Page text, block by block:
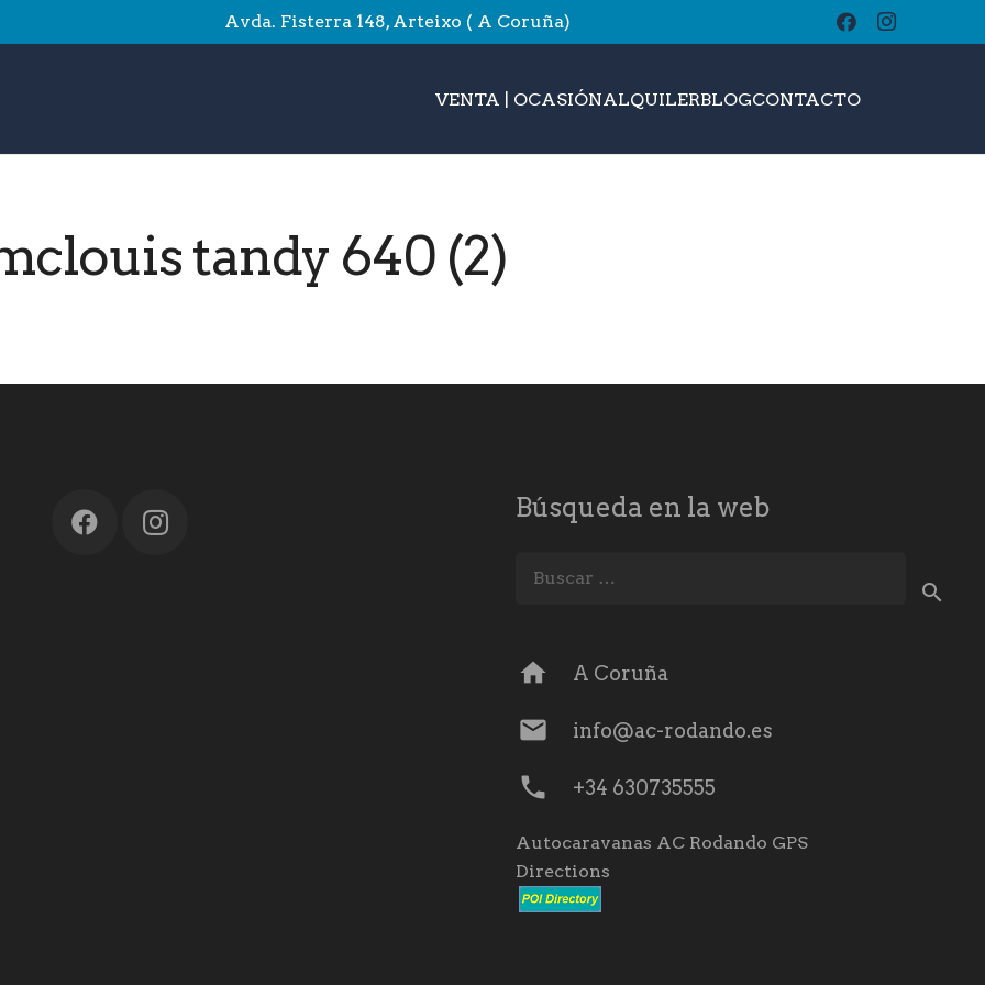
Avda. Fisterra 148, Arteixo ( A Coruña)
VENTA | OCASIÓNALQUILERBLOGCONTACTObuscar
tandy 640 (2)
Búsqueda en la web
home A Coruña
mail info@ac-rodando.es
phone +34 630735555
Autocaravanas AC Rodando GPS
Directions